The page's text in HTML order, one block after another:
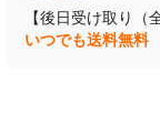
送料無料
【後日受け取り（